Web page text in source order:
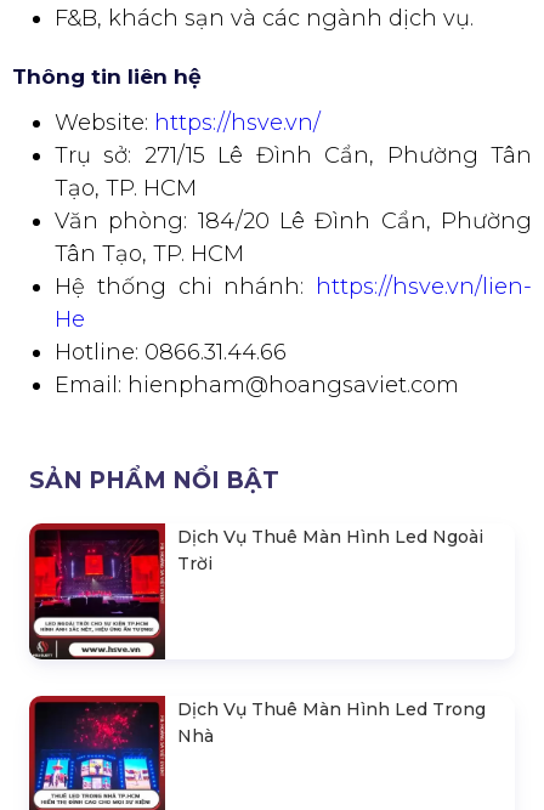
F&B, khách sạn và các ngành dịch vụ.
Thông tin liên hệ
Website: https://hsve.vn/
Trụ sở: 271/15 Lê Đình Cẩn, Phường Tân
Tạo, TP. HCM
Văn phòng: 184/20 Lê Đình Cẩn, Phường
Tân Tạo, TP. HCM
Hệ thống chi nhánh:
https://hsve.vn/lien-
He
Hotline: 0866.31.44.66
Email: hienpham@hoangsaviet.com
SẢN PHẨM NỔI BẬT
Dịch Vụ Thuê Màn Hình Led Ngoài
Trời
Dịch Vụ Thuê Màn Hình Led Trong
Nhà